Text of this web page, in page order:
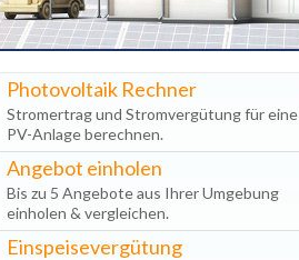
Photovoltaik Rechner
Stromertrag und Stromvergütung für eine
PV-Anlage berechnen.
Angebot einholen
Bis zu 5 Angebote aus Ihrer Umgebung
einholen & vergleichen.
Einspeisevergütung